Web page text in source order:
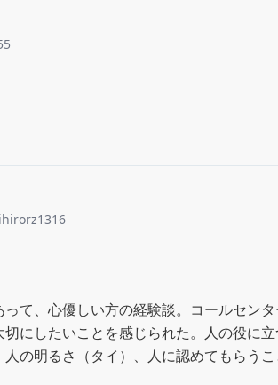
って、心優しい方の経験談。コールセン
切にしたいことを感じられた。人の役に
の明るさ（タイ）、人に認めてもらうこ